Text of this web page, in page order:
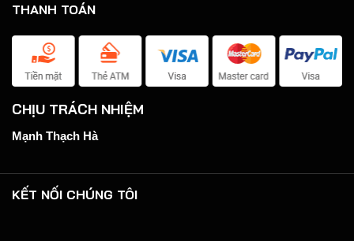
THANH TOÁN
CHỊU TRÁCH NHIỆM
Mạnh Thạch Hà
KẾT NỐI CHÚNG TÔI